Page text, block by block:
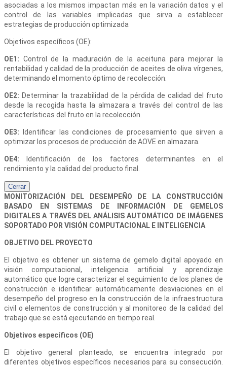
asociadas a los mismos impactan más en la variación datos y el
control de las variables implicadas que sirva a establecer
estrategias de producción optimizada
Objetivos específicos (OE):
OE1: Control de la maduración de la aceituna para mejorar la
rentabilidad y calidad de la producción de aceites de oliva vírgenes,
determinando el momento óptimo de recolección.
OE2: Determinar la trazabilidad de la pérdida de calidad del fruto
desde la recogida hasta la almazara a través del control de las
características del fruto en la recolección.
OE3:
Identificar las condiciones de procesamiento que sirven a
optimizar los procesos de producción de AOVE en almazara.
OE4:
Identificación de los factores determinantes en el
rendimiento y la calidad del producto final.
Cerrar
MONITORIZACIÓN DEL DESEMPEÑO DE LA CONSTRUCCIÓN
BASADO EN SISTEMAS DE INFORMACIÓN DE GEMELOS
DIGITALES A TRAVÉS DEL ANÁLISIS AUTOMÁTICO DE IMÁGENES
SOPORTADO POR VISIÓN COMPUTACIONAL E INTELIGENCIA
OBJETIVO DEL PROYECTO
El objetivo es obtener un sistema de gemelo digital apoyado en
visión computacional, inteligencia artificial y aprendizaje
automático que logre caracterizar el seguimiento de los planes de
construcción e identificar automáticamente desviaciones en el
desempeño del progreso en la construcción de la infraestructura
civil o elementos de construcción y al monitoreo de la calidad del
trabajo que se está ejecutando en tiempo real.
Objetivos específicos (OE)
El objetivo general planteado, se encuentra integrado por
diferentes objetivos específicos necesarios para su consecución.